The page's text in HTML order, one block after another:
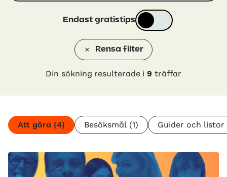
Endast gratistips
Rensa filter
Din sökning resulterade i9 träffar
Att göra (4) Besöksmål (1) Guider och listor